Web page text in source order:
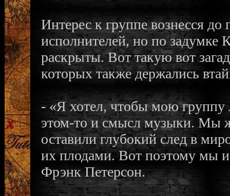
Интерес к группе вознесся до
исполнителей, но по задумке
раскрыты. Вот такую вот
которых также держались
- «Я хотел, чтобы мою
этом-то и смысл музыки. Мы
оставили глубокий след в
их плодами. Вот поэтому мы и
Фрэнк Петерсон.